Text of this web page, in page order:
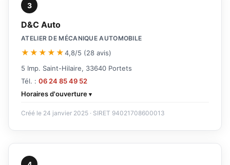
3
D&C Auto
ATELIER DE MÉCANIQUE AUTOMOBILE
★★★★★4,8/5 (28 avis)
5 Imp. Saint-Hilaire, 33640 Portets
Tél. : 06 24 85 49 52
Horaires d'ouverture
Créé le 24 janvier 2025 · SIRET 94021708600013